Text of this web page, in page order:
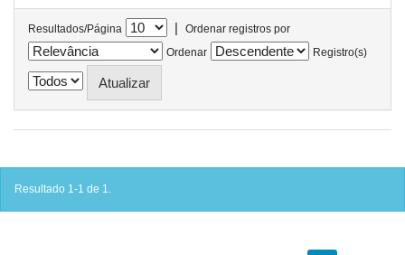
Resultados/Página |
Ordenar registros por
Ordenar
Registro(s)
Resultado 1-1 de 1.